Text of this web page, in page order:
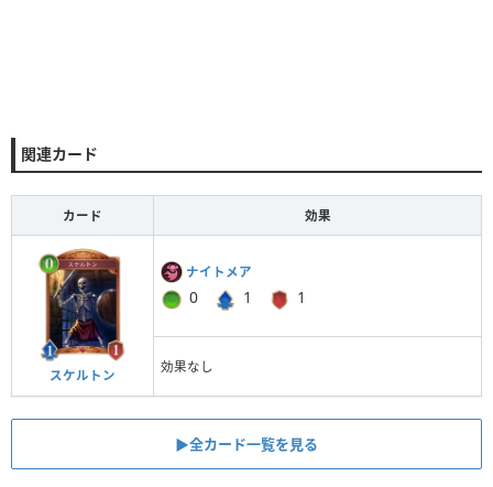
関連カード
カード 効果
スケルトン
ナイトメア
0 1 1
効果なし
▶︎全カード一覧を見る